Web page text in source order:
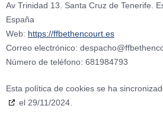
Av Trinidad 13. Santa Cruz de Tenerife.
España
Web: https://ffbethencourt.es
Correo electrónico:
Número de teléfono: 681984793
Esta política de cookies se ha
el 29/11/2024.